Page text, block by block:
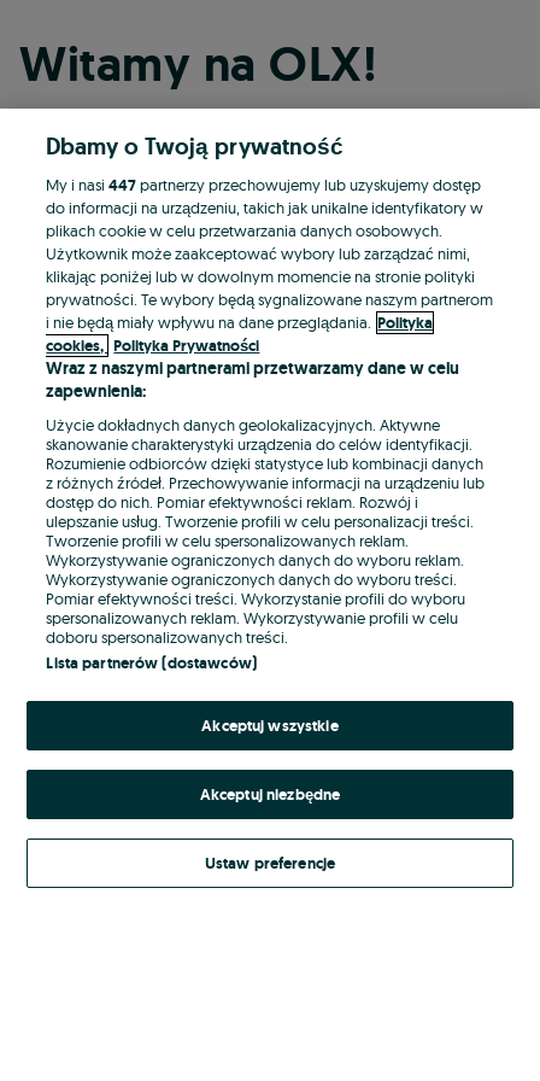
Witamy na OLX!
Kontynuuj przez Facebooka
Kontynuuj przez konto Apple
Kontynuuj przez konto Google
LUB
E-mail
Hasło
Nie pamiętasz hasła?
Zaloguj się
Kontynuując za pośrednictwem jednego z dostawców wskazanych powyżej,
Regulamin serwisuOLX.pl w jego aktualnym brzmieniu.
Dbamy o Twoją prywatność
My i nasi447partnerzy przechowujemy lub uzyskujemy dostęp
do informacji na urządzeniu, takich jak unikalne identyfikatory w
plikach cookie w celu przetwarzania danych osobowych.
Użytkownik może zaakceptować wybory lub zarządzać nimi,
klikając poniżej lub w dowolnym momencie na stronie polityki
prywatności. Te wybory będą sygnalizowane naszym partnerom
i nie będą miały wpływu na dane przeglądania. Polityka
cookies, Polityka Prywatności
Wraz z naszymi partnerami przetwarzamy dane w celu
zapewnienia:
Użycie dokładnych danych geolokalizacyjnych. Aktywne
skanowanie charakterystyki urządzenia do celów identyfikacji.
Rozumienie odbiorców dzięki statystyce lub kombinacji danych
z różnych źródeł. Przechowywanie informacji na urządzeniu lub
dostęp do nich. Pomiar efektywności reklam. Rozwój i
ulepszanie usług. Tworzenie profili w celu personalizacji treści.
Tworzenie profili w celu spersonalizowanych reklam.
Wykorzystywanie ograniczonych danych do wyboru reklam.
Wykorzystywanie ograniczonych danych do wyboru treści.
Pomiar efektywności treści. Wykorzystanie profili do wyboru
spersonalizowanych reklam. Wykorzystywanie profili w celu
doboru spersonalizowanych treści.
Lista partnerów (dostawców)
Akceptuj wszystkie
Akceptuj niezbędne
Ustaw preferencje